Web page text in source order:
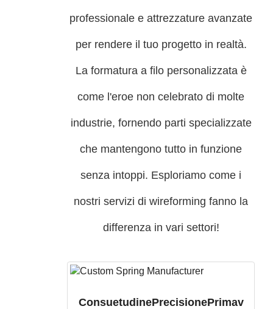
professionale e attrezzature avanzate
per rendere il tuo progetto in realtà.
La formatura a filo personalizzata è
come l'eroe non celebrato di molte
industrie, fornendo parti specializzate
che mantengono tutto in funzione
senza intoppi. Esploriamo come i
nostri servizi di wireforming fanno la
differenza in vari settori!
ConsuetudinePrecisionePrimav